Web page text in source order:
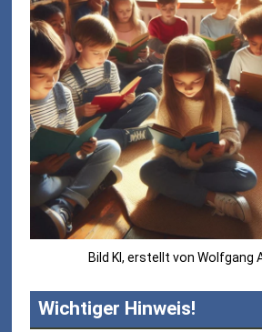
Bild KI, erstellt von Wolfgang
Wichtiger Hinweis!